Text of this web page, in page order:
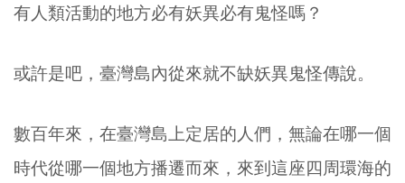
有人類活動的地方必有妖異必有鬼怪嗎？
或許是吧，臺灣島內從來就不缺妖異鬼怪傳說。
數百年來，在臺灣島上定居的人們，無論在哪一個
時代從哪一個地方播遷而來，來到這座四周環海的